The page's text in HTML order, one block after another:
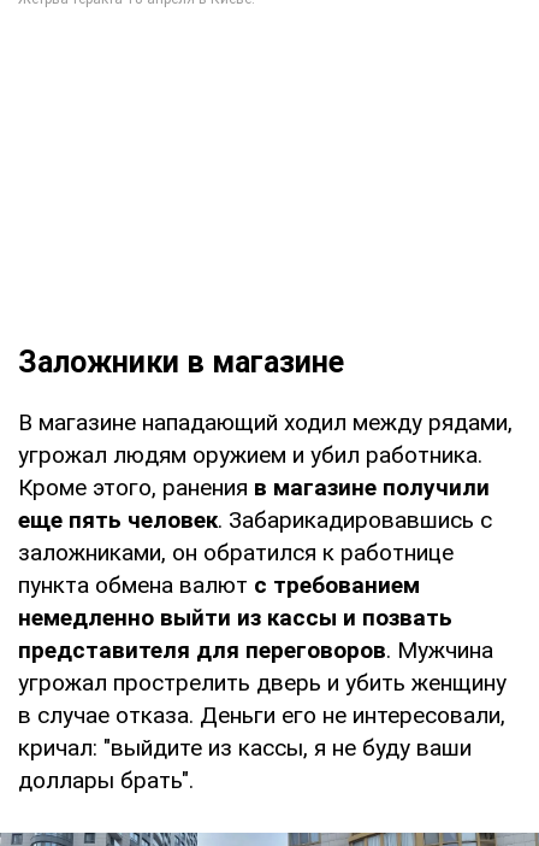
Заложники в магазине
В магазине нападающий ходил между рядами,
угрожал людям оружием и убил работника.
Кроме этого, ранения в магазине получили
еще пять человек. Забарикадировавшись с
заложниками, он обратился к работнице
пункта обмена валют с требованием
немедленно выйти из кассы и позвать
представителя для переговоров. Мужчина
угрожал прострелить дверь и убить женщину
в случае отказа. Деньги его не интересовали,
кричал: "выйдите из кассы, я не буду ваши
доллары брать".